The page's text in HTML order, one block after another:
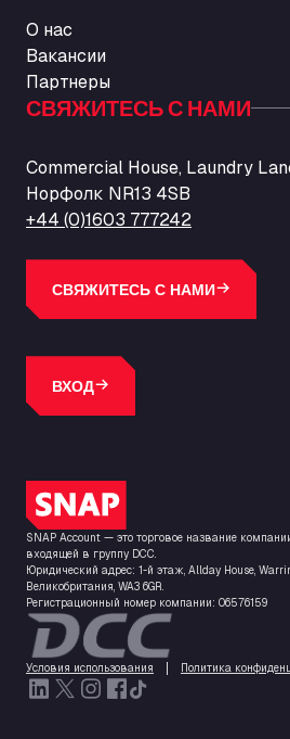
О нас
Вакансии
Партнеры
СВЯЖИТЕСЬ С НАМИ
Commercial House, Laundry
Норфолк NR13 4SB
+44 (0)1603 777242
СВЯЖИТЕСЬ С НАМИ
ВХОД
Логотип SNAP
SNAP Account — это торговое название
входящей в группу DCC.
Юридический адрес: 1-й этаж, Allday House,
Великобритания, WA3 6GR.
Регистрационный номер компании: 06576159
Условия использования Политика